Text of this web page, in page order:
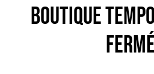
Boutique